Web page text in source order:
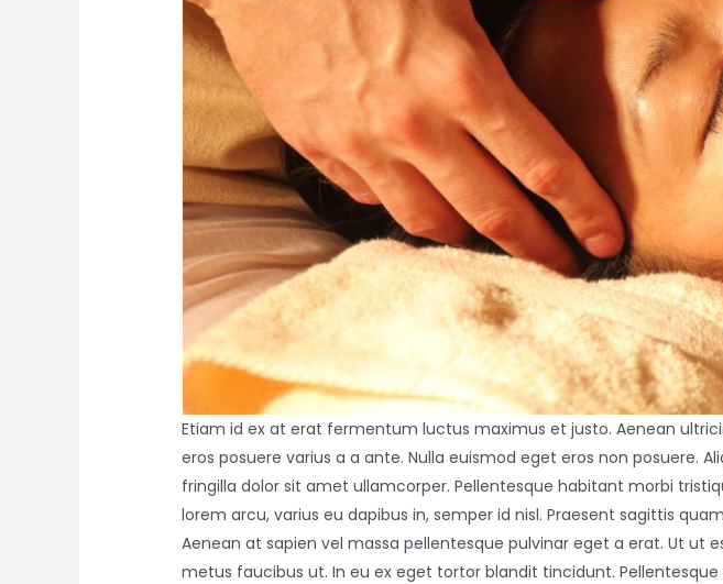
Etiam id ex at erat fermentum luctus maximus et justo. Aenean
eros posuere varius a a ante. Nulla euismod eget eros non posuere.
fringilla dolor sit amet ullamcorper. Pellentesque habitant morbi
lorem arcu, varius eu dapibus in, semper id nisl. Praesent sagittis
Aenean at sapien vel massa pellentesque pulvinar eget a erat. Ut ut
metus faucibus ut. In eu ex eget tortor blandit tincidunt.